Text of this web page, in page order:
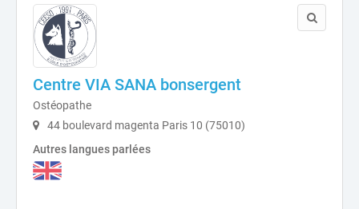
Centre VIA SANA bonsergent
Ostéopathe
44 boulevard magenta Paris 10 (75010)
Autres langues parlées